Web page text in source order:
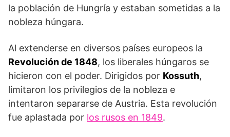
la población de Hungría y estaban someti­das a la
nobleza húngara.
Al extenderse en diversos países europeos la
Revolu­ción de 1848, los liberales húngaros se
hicieron con el poder. Dirigidos por Kossuth,
limitaron los privilegios de la nobleza e
intentaron separarse de Aus­tria. Esta revolución
fue aplastada por los rusos en 1849.